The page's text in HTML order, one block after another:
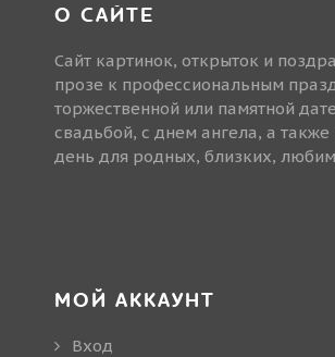
О САЙТЕ
Сайт картинок, открыток и
прозе к профессиональным
торжественной или памятной
свадьбой, с днем ангела, а
день для родных, близких,
МОЙ АККАУНТ
Вход